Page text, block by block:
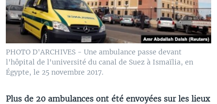
PHOTO D'ARCHIVES - Une ambulance passe devant
l'hôpital de l'université du canal de Suez à Ismaïlia, en
Égypte, le 25 novembre 2017.
Plus de 20 ambulances ont été envoyées sur les lieux